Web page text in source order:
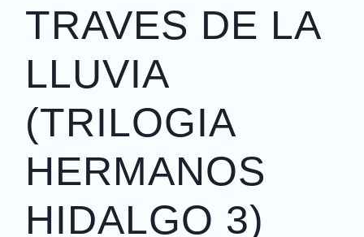
TRAVES DE LA
LLUVIA
(TRILOGIA
HERMANOS
HIDALGO 3)